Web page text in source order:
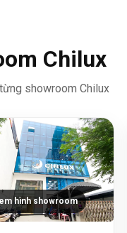
Chilux
showroom Chilux
hình showroom